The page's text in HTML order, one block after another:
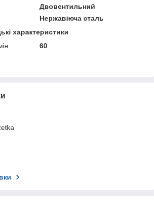
Двовентильний
Нержавіюча сталь
характеристики
60